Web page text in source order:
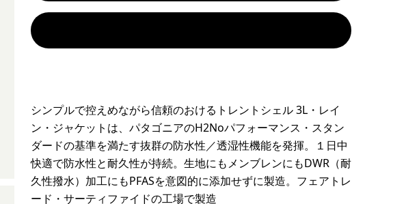
シンプルで控えめながら信頼のおけるトレントシェル 3L・レイ
ン・ジャケットは、パタゴニアのH2Noパフォーマンス・スタン
ダードの基準を満たす抜群の防水性／透湿性機能を発揮。１日中
快適で防水性と耐久性が持続。生地にもメンブレンにもDWR（耐
久性撥水）加工にもPFASを意図的に添加せずに製造。フェアトレ
ード・サーティファイドの工場で製造